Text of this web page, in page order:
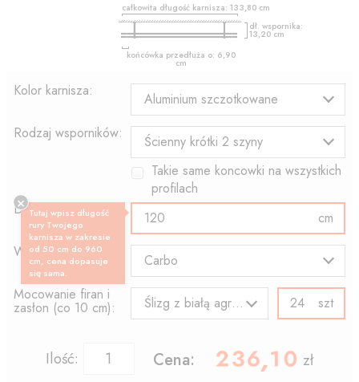
całkowita długość karnisza: 133,80cm
dł. wspornika:
13,20cm
końcówka przedłuża o: 6,90
cm
Kolor karnisza:
Aluminium szczotkowane
Rodzaj wsporników:
Ścienny krótki 2 szyny
Takie same koncowki na wszystkich
profilach
Długość profilu:
cm
Wzór końcówki:
Carbo
Mocowanie firan i
zasłon (co 10 cm): Ślizg z białą agrafką szt
Ilość: Cena: , zł
Tutaj wpisz długość
rury Twojego
karnisza w zakresie
od 50 cm do 960
cm, cena dopasuje
się sama.